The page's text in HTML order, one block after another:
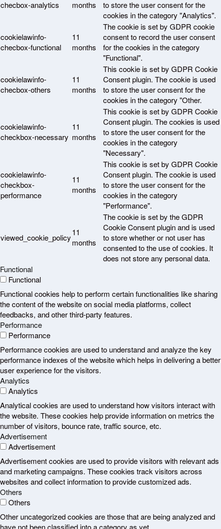
checbox-analytics
months
to store the user consent for the
cookies in the category "Analytics".
cookielawinfo-
checbox-functional
11
months
The cookie is set by GDPR cookie
consent to record the user consent
for the cookies in the category
"Functional".
cookielawinfo-
checbox-others
11
months
This cookie is set by GDPR Cookie
Consent plugin. The cookie is used
to store the user consent for the
cookies in the category "Other.
cookielawinfo-
checkbox-necessary
11
months
This cookie is set by GDPR Cookie
Consent plugin. The cookies is used
to store the user consent for the
cookies in the category
"Necessary".
cookielawinfo-
checkbox-
performance
11
months
This cookie is set by GDPR Cookie
Consent plugin. The cookie is used
to store the user consent for the
cookies in the category
"Performance".
viewed_cookie_policy
11
months
The cookie is set by the GDPR
Cookie Consent plugin and is used
to store whether or not user has
consented to the use of cookies. It
does not store any personal data.
Functional
Functional
Functional cookies help to perform certain functionalities like sharing
the content of the website on social media platforms, collect
feedbacks, and other third-party features.
Performance
Performance
Performance cookies are used to understand and analyze the key
performance indexes of the website which helps in delivering a better
user experience for the visitors.
Analytics
Analytics
Analytical cookies are used to understand how visitors interact with
the website. These cookies help provide information on metrics the
number of visitors, bounce rate, traffic source, etc.
Advertisement
Advertisement
Advertisement cookies are used to provide visitors with relevant ads
and marketing campaigns. These cookies track visitors across
websites and collect information to provide customized ads.
Others
Others
Other uncategorized cookies are those that are being analyzed and
have not been classified into a category as yet.